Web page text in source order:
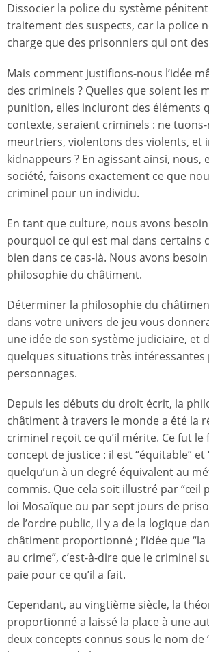
Dissocier la police du système
traitement des suspects, car la police
charge que des prisonniers qui ont
Mais comment justifions-nous l’idée
des criminels ? Quelles que soient les
punition, elles incluront des éléments
contexte, seraient criminels : ne
meurtriers, violentons des violents, et
kidnappeurs ? En agissant ainsi, nous,
société, faisons exactement ce que
criminel pour un individu.
En tant que culture, nous avons
pourquoi ce qui est mal dans certains
bien dans ce cas-là. Nous avons besoin
philosophie du châtiment.
Déterminer la philosophie du
dans votre univers de jeu vous
une idée de son système judiciaire, et
quelques situations très intéressantes
personnages.
Depuis les débuts du droit écrit, la
châtiment à travers le monde a été la
criminel reçoit ce qu’il mérite. Ce fut
concept de justice : il est “équitable” et
quelqu’un à un degré équivalent au
commis. Que cela soit illustré par “œil
loi Mosaïque ou par sept jours de
de l’ordre public, il y a de la logique
châtiment proportionné ; l’idée que
au crime”, c’est-à-dire que le criminel
paie pour ce qu’il a fait.
Cependant, au vingtième siècle, la
proportionné a laissé la place à une
deux concepts connus sous le nom de